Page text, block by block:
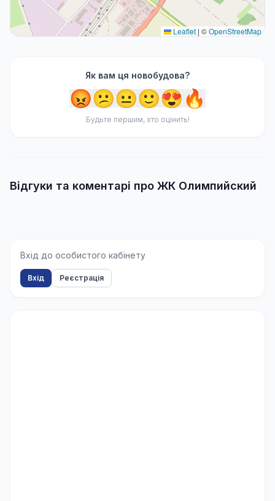
Leaflet | ©OpenStreetMap
Як вам ця новобудова?
😡😕😐🙂😍🔥
Будьте першим, хто оцінить!
Відгуки та коментарі про ЖК Олимпийский
Вхід до особистого кабінету
Вхід Реєстрація